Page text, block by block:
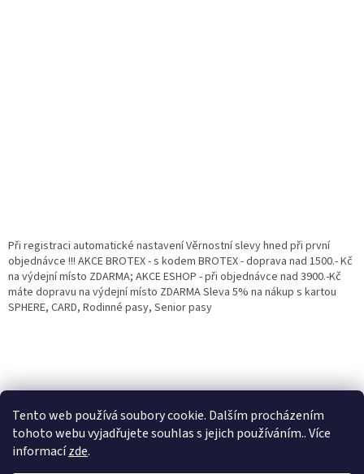
Tento web používá soubory cookie. Dalším procházením
tohoto webu vyjadřujete souhlas s jejich používáním.. Více
informacízde.
Při registraci automatické nastavení Věrnostní slevy hned při první
objednávce !!! AKCE BROTEX - s kodem BROTEX - doprava nad 1500.- Kč
na výdejní místo ZDARMA; AKCE ESHOP - při objednávce nad 3900.-Kč
máte dopravu na výdejní místo ZDARMA Sleva 5% na nákup s kartou
SPHERE, CARD, Rodinné pasy, Senior pasy